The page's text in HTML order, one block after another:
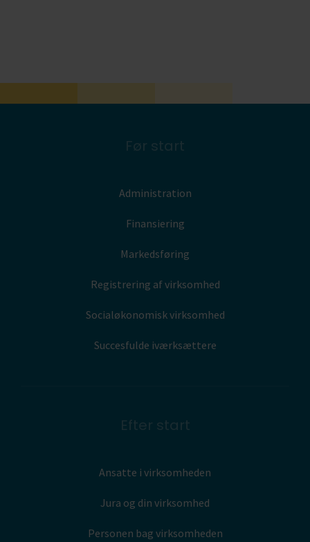
Før start
Administration
Finansiering
Markedsføring
Registrering af virksomhed
Socialøkonomisk virksomhed
Succesfulde iværksættere
Efter start
Ansatte i virksomheden
Jura og din virksomhed
Personen bag virksomheden